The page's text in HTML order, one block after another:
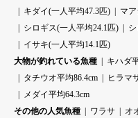
キダイ(一人平均47.3匹)
マ
シロギス(一人平均24.1匹)
イサキ(一人平均14.1匹)
大物が釣れている魚種
キハダ
タチウオ平均86.4cm
ヒラマ
メダイ平均64.3cm
その他の人気魚種
ワラサ オ